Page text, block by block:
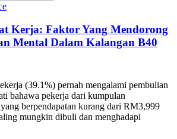
Kerja: Faktor Yang Mendorong
Mental Dalam Kalangan B40
(39.1%) pernah mengalami pembulian
bahawa pekerja dari kumpulan
berpendapatan kurang dari RM3,999
mungkin dibuli dan menghadapi